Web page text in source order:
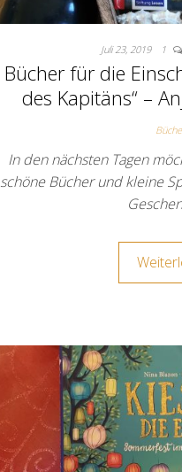
Juli 23, 2019 1
Bücher für die
des Kapitäns“ –
In den nächsten Tagen
schöne Bücher und kleine